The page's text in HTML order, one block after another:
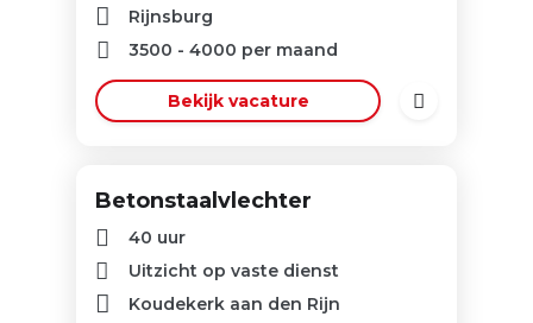
Rijnsburg
3500 - 4000 per maand
Bekijk vacature
Betonstaalvlechter
40 uur
Uitzicht op vaste dienst
Koudekerk aan den Rijn